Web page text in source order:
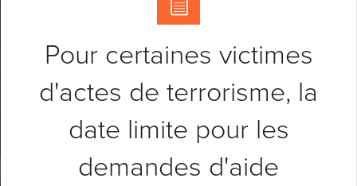
Pour certaines victimes
d'actes de terrorisme, la
date limite pour les
demandes d'aide